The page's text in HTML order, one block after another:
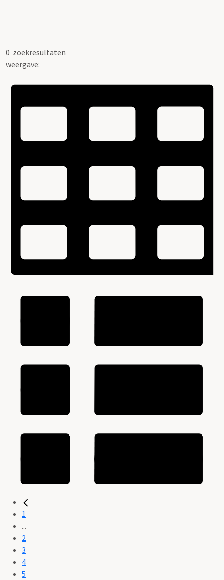
0 zoekresultaten
weergave:
1
...
2
3
4
5